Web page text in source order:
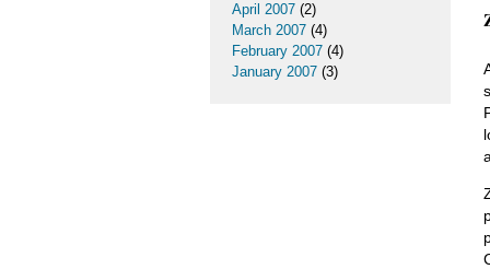
April 2007 (2)
March 2007 (4)
February 2007 (4)
January 2007 (3)